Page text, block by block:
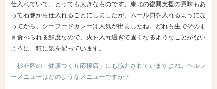
仕入れていて、とっても大きなものです。東北の復興支援の意味もあ
って石巻から仕入れることにしましたが、ムール貝を入れるようにな
ってから、シーフードカレーは人気が出ましたね。どれも生でそのま
ま食べられる鮮度なので、火を入れ過ぎて固くなるようなことがない
ように、特に気を配っています。
―杉並区の「健康づくり応援店」にも協力されていますよね。ヘルシ
ーメニューはどのようなメニューですか？